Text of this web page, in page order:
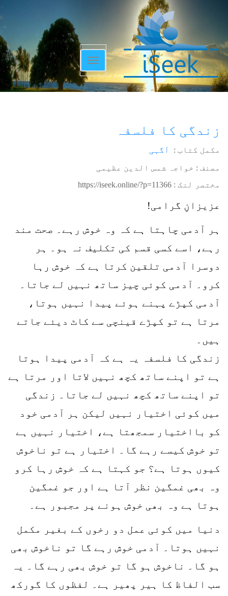
Toggle
navigation
زندگی کا فلسفہ
مکمل کتاب : آگہی
مصنف : خواجہ شمس الدین عظیمی
مختصر لنک : https://iseek.online/?p=11366
عزیزانِ گرامی!
ہر آدمی چاہتا ہے کہ وہ خوش رہے۔ صحت مند
رہے، اسے کسی قسم کی تکلیف نہ ہو۔ ہر
دوسرا آدمی تلقین کرتا ہے کہ خوش رہا
کرو۔ آدمی کوئی چیز ساتھ نہیں لے جاتا۔
آدمی کپڑے پہنے ہوئے پیدا نہیں ہوتا،
مرتا ہے تو کپڑے قینچی سے کاٹ دیئے جاتے
ہیں۔
زندگی کا فلسفہ یہ ہے کہ آدمی پیدا ہوتا
ہے تو اپنے ساتھ کچھ نہیں لاتا اور مرتا ہے
تو اپنے ساتھ کچھ نہیں لے جاتا۔ زندگی
میں کوئی اختیار نہیں لیکن ہر آدمی خود
کو بااختیار سمجھتا ہے، اختیار نہیں ہے
تو خوش کیسے رہے گا۔ اختیار ہے تو ناخوش
کیوں ہوتا ہے؟ جو کہتا ہے کہ خوش رہا کرو
وہ بھی غمگین نظر آتا ہے اور جو غمگین
ہوتا ہے وہ بھی خوش ہونے پر مجبور ہے۔
دنیا میں کوئی عمل دو رخوں کے بغیر مکمل
نہیں ہوتا۔ آدمی خوش رہے گا تو ناخوش بھی
ہو گا۔ ناخوش ہو گا تو خوش بھی رہے گا۔ یہ
سب الفاظ کا ہیر پھیر ہے۔ لفظوں کا گورکھ